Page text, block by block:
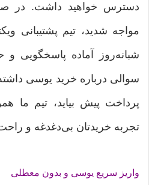
دسترس خواهید داشت. در
مواجه شدید، تیم پشتیبانی
شبانه‌روز آماده
سوالی درباره خرید یوسی
پرداخت پیش بیاید، تیم ما
تجربه خریدتان بی‌دغدغه و
واریز سریع یوسی و بدون معطلی